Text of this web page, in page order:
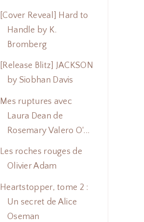
[Cover Reveal] Hard to
Handle by K.
Bromberg
[Release Blitz] JACKSON
by Siobhan Davis
Mes ruptures avec
Laura Dean de
Rosemary Valero O'...
Les roches rouges de
Olivier Adam
Heartstopper, tome 2 :
Un secret de Alice
Oseman